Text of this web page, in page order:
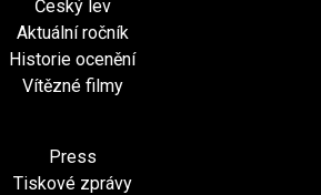
Český lev
Aktuální ročník
Historie ocenění
Vítězné filmy
Press
Tiskové zprávy